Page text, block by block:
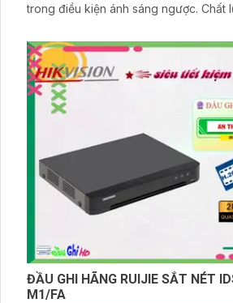
trong điều kiện ánh sáng ngược. Chất lượng hình ảnh ban
dáng chắc chắn và được làm từ kim
hình ảnh sắc nét với công nghệ IP hiện
ĐẦU GHI HÃNG RUIJIE SẮT NÉT
M1/FA